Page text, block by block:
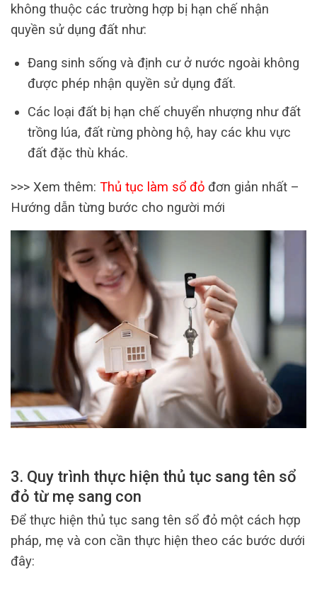
không thuộc các trường hợp bị hạn chế nhận
quyền sử dụng đất như:
Đang sinh sống và định cư ở nước ngoài không
được phép nhận quyền sử dụng đất.
Các loại đất bị hạn chế chuyển nhượng như đất
trồng lúa, đất rừng phòng hộ, hay các khu vực
đất đặc thù khác.
>>> Xem thêm: Thủ tục làm sổ đỏ đơn giản nhất –
Hướng dẫn từng bước cho người mới
3. Quy trình thực hiện thủ tục sang tên sổ
đỏ từ mẹ sang con
Để thực hiện thủ tục sang tên sổ đỏ một cách hợp
pháp, mẹ và con cần thực hiện theo các bước dưới
đây: